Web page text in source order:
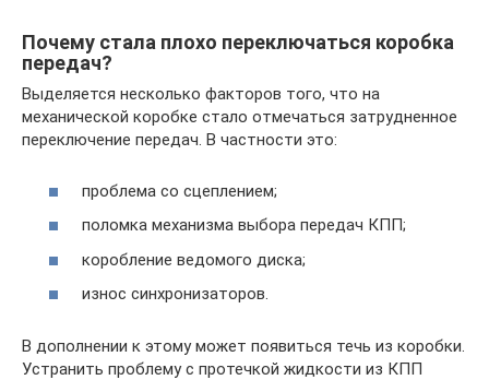
Почему стала плохо переключаться коробка
передач?
Выделяется несколько факторов того, что на
механической коробке стало отмечаться затрудненное
переключение передач. В частности это:
проблема со сцеплением;
поломка механизма выбора передач КПП;
коробление ведомого диска;
износ синхронизаторов.
В дополнении к этому может появиться течь из коробки.
Устранить проблему с протечкой жидкости из КПП